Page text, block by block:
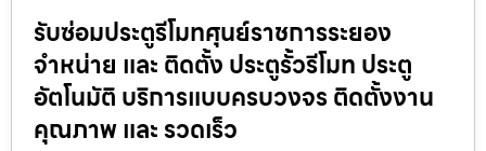
รับซ่อมประตูรีโมทศุนย์ราชการระยอง
จำหน่าย และ ติดตั้ง ประตูรั้วรีโมท ประตู
อัตโนมัติ บริการแบบครบวงจร ติดตั้งงาน
คุณภาพ และ รวดเร็ว